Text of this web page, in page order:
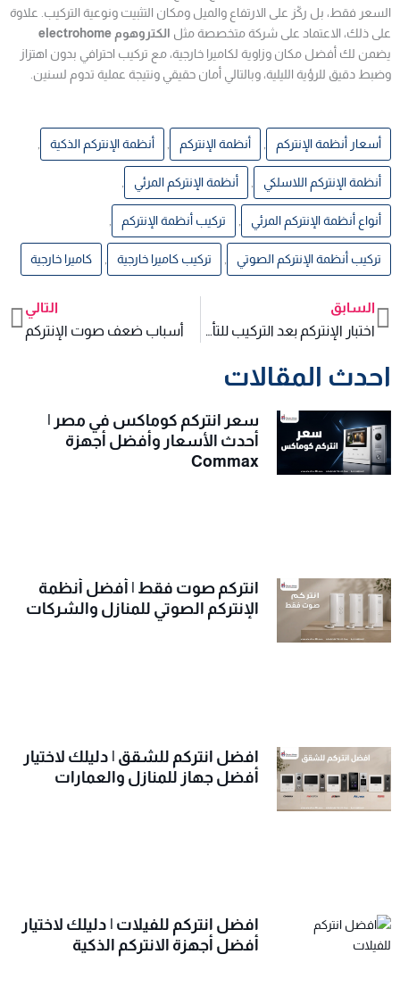
السعر فقط، بل ركّز على الارتفاع والميل ومكان التثبيت ونوعية التركيب. علاوة
على ذلك، الاعتماد على شركة متخصصة مثل الكتروهوم electrohome
يضمن لك أفضل مكان وزاوية لكاميرا خارجية، مع تركيب احترافي بدون اهتزاز
وضبط دقيق للرؤية الليلية، وبالتالي أمان حقيقي ونتيجة عملية تدوم لسنين.
أسعار أنظمة الإنتركم أنظمة الإنتركم أنظمة الإنتركم الذكية
أنظمة الإنتركم اللاسلكي أنظمة الإنتركم المرئي
أنواع أنظمة الإنتركم المرئي تركيب أنظمة الإنتركم
تركيب أنظمة الإنتركم الصوتي تركيب كاميرا خارجية كاميرا خارجية
Prev
السابق
اختبار الإنتركم بعد التركيب للتأكد من جودة الصوت والصورة
التالي
أسباب ضعف صوت الإنتركم
احدث المقالات
سعر انتركم كوماكس في مصر |
أحدث الأسعار وأفضل أجهزة
Commax
انتركم صوت فقط | أفضل أنظمة
الإنتركم الصوتي للمنازل والشركات
افضل انتركم للشقق | دليلك لاختيار
أفضل جهاز للمنازل والعمارات
افضل انتركم للفيلات | دليلك لاختيار
أفضل أجهزة الانتركم الذكية